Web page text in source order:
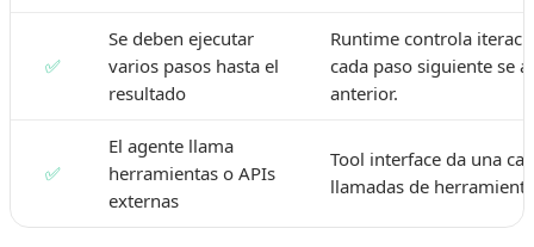
✅
Se deben ejecutar
varios pasos hasta el
resultado
Runtime controla
cada paso siguiente se
anterior.
✅
El agente llama
herramientas o APIs
externas
Tool interface da una
llamadas de